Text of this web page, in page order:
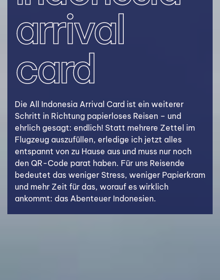
arrival
card
Die All Indonesia Arrival Card ist ein weiterer
Schritt in Richtung papierloses Reisen – und
ehrlich gesagt: endlich! Statt mehrere Zettel im
Flugzeug auszufüllen, erledige ich jetzt alles
entspannt von zu Hause aus und muss nur noch
den QR-Code parat haben. Für uns Reisende
bedeutet das weniger Stress, weniger Papierkram
und mehr Zeit für das, worauf es wirklich
ankommt: das Abenteuer Indonesien.